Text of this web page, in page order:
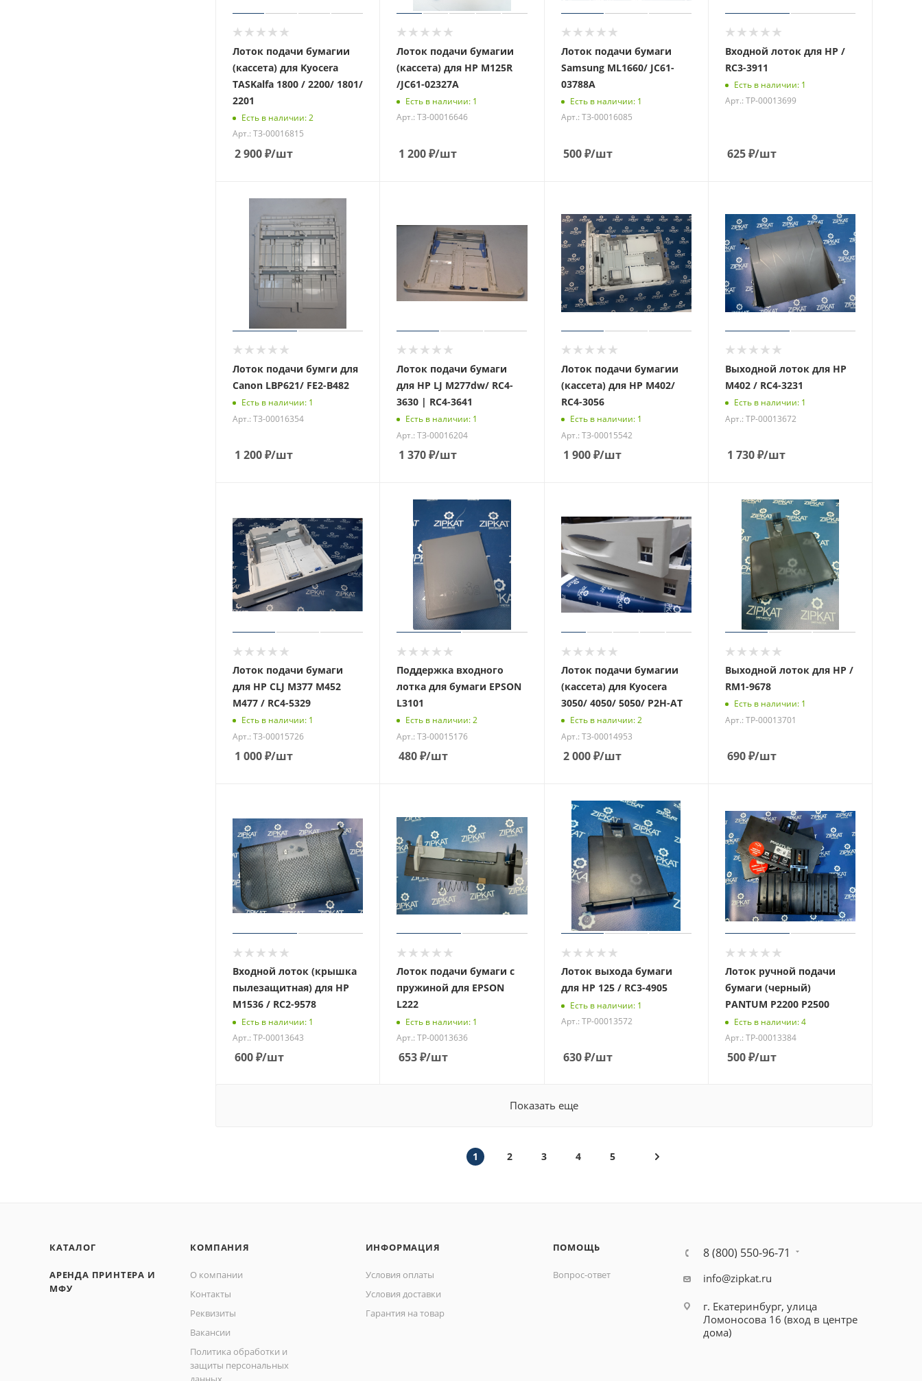
Лоток подачи бумагии
(кассета) для Kyocera
TASKalfa 1800 / 2200/ 1801/
2201
Есть в наличии: 2
Арт.: ТЗ-00016815
2 900₽/шт
Лоток подачи бумагии
(кассета) для HP M125R
/JC61-02327A
Есть в наличии: 1
Арт.: ТЗ-00016646
1 200₽/шт
Лоток подачи бумаги
Samsung ML1660/ JC61-
03788A
Есть в наличии: 1
Арт.: ТЗ-00016085
500₽/шт
Входной лоток для HP /
RC3-3911
Есть в наличии: 1
Арт.: ТР-00013699
625₽/шт
Лоток подачи бумги для
Canon LBP621/ FE2-B482
Есть в наличии: 1
Арт.: ТЗ-00016354
1 200₽/шт
Лоток подачи бумаги
для HP LJ M277dw/ RC4-
3630 | RC4-3641
Есть в наличии: 1
Арт.: ТЗ-00016204
1 370₽/шт
Лоток подачи бумагии
(кассета) для HP M402/
RC4-3056
Есть в наличии: 1
Арт.: ТЗ-00015542
1 900₽/шт
Выходной лоток для HP
M402 / RC4-3231
Есть в наличии: 1
Арт.: ТР-00013672
1 730₽/шт
Лоток подачи бумаги
для HP CLJ M377 M452
M477 / RC4-5329
Есть в наличии: 1
Арт.: ТЗ-00015726
1 000₽/шт
Поддержка входного
лотка для бумаги EPSON
L3101
Есть в наличии: 2
Арт.: ТЗ-00015176
480₽/шт
Лоток подачи бумагии
(кассета) для Kyocera
3050/ 4050/ 5050/ P2H-AT
Есть в наличии: 2
Арт.: ТЗ-00014953
2 000₽/шт
Выходной лоток для HP /
RM1-9678
Есть в наличии: 1
Арт.: ТР-00013701
690₽/шт
Входной лоток (крышка
пылезащитная) для HP
M1536 / RC2-9578
Есть в наличии: 1
Арт.: ТР-00013643
600₽/шт
Лоток подачи бумаги с
пружиной для EPSON
L222
Есть в наличии: 1
Арт.: ТР-00013636
653₽/шт
Лоток выхода бумаги
для HP 125 / RC3-4905
Есть в наличии: 1
Арт.: ТР-00013572
630₽/шт
Лоток ручной подачи
бумаги (черный)
PANTUM P2200 P2500
Есть в наличии: 4
Арт.: ТР-00013384
500₽/шт
Показать еще
1 2 3 4 5
КАТАЛОГ
АРЕНДА ПРИНТЕРА И
МФУ
КОМПАНИЯ
О компании
Контакты
Реквизиты
Вакансии
Политика обработки и
защиты персональных
ИНФОРМАЦИЯ
Условия оплаты
Условия доставки
Гарантия на товар
ПОМОЩЬ
Вопрос-ответ
8 (800) 550-96-71
info@zipkat.ru
г. Екатеринбург, улица
Ломоносова 16 (вход в центре
дома)